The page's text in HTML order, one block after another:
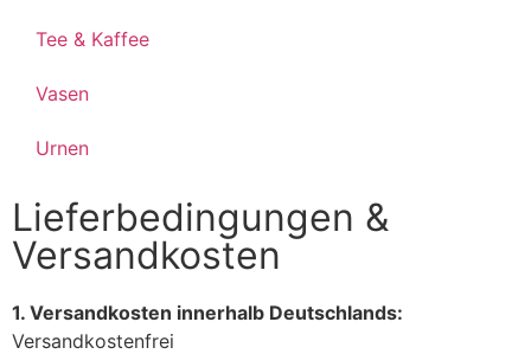
Tee & Kaffee
Vasen
Urnen
Lieferbedingungen &
Versandkosten
1. Versandkosten innerhalb Deutschlands:
Versandkostenfrei